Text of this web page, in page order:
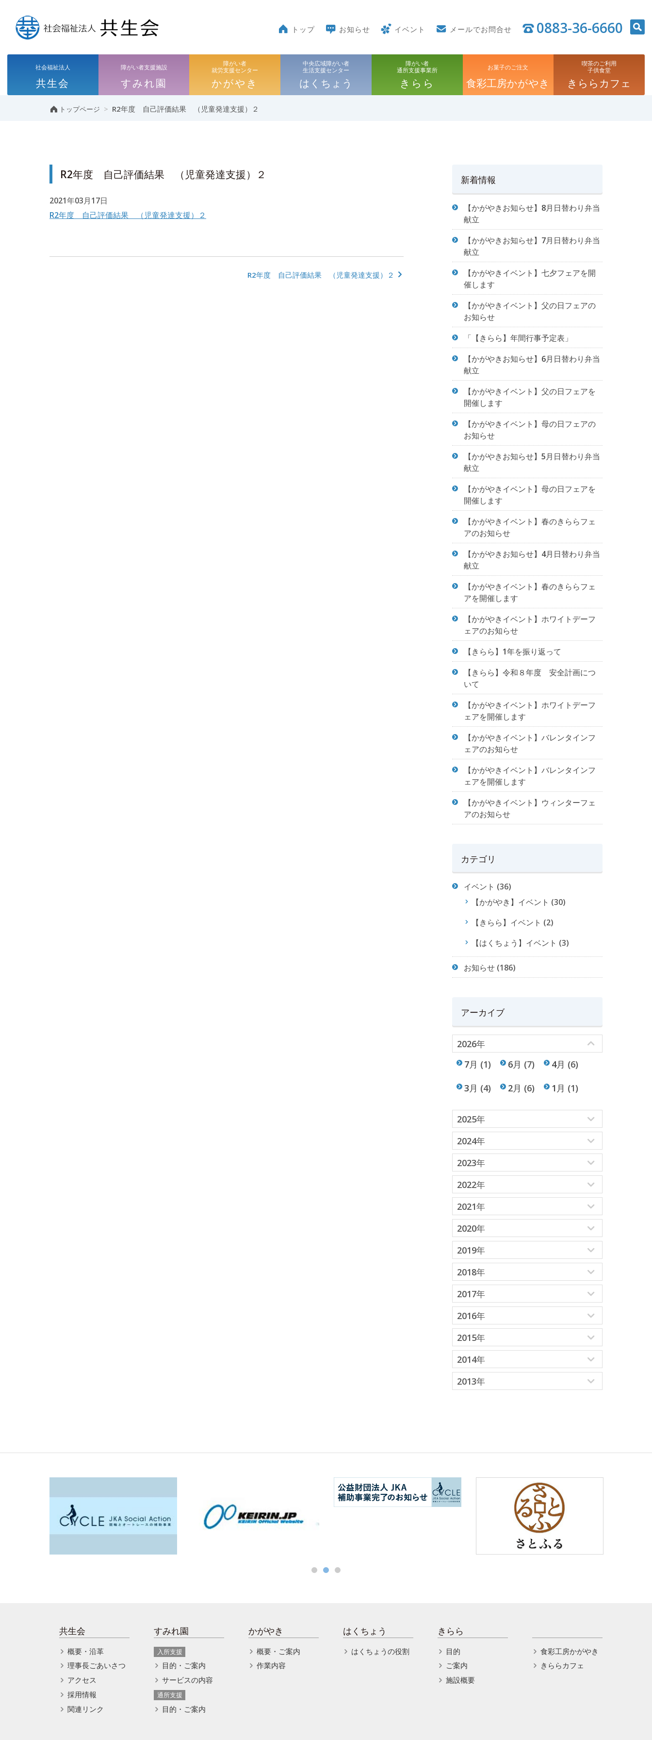
トップ お知らせ イベント メールでお問合せ 0883-36-6660
社会福祉法人
共生会
障がい者支援施設
すみれ園
障がい者
就労支援センター
かがやき
中央広域障がい者
生活支援センター
はくちょう
障がい者
通所支援事業所
きらら
お菓子のご注文
食彩工房かがやき
喫茶のご利用
子供食堂
きららカフェ
トップページ > R2年度 自己評価結果 （児童発達支援）２
R2年度 自己評価結果 （児童発達支援）２
2021年03月17日
R2年度 自己評価結果 （児童発達支援）２
R2年度 自己評価結果 （児童発達支援）２
新着情報
【かがやきお知らせ】8月日替わり弁当
献立
【かがやきお知らせ】7月日替わり弁当
献立
【かがやきイベント】七夕フェアを開
催します
【かがやきイベント】父の日フェアの
お知らせ
「【きらら】年間行事予定表」
【かがやきお知らせ】6月日替わり弁当
献立
【かがやきイベント】父の日フェアを
開催します
【かがやきイベント】母の日フェアの
お知らせ
【かがやきお知らせ】5月日替わり弁当
献立
【かがやきイベント】母の日フェアを
開催します
【かがやきイベント】春のきららフェ
アのお知らせ
【かがやきお知らせ】4月日替わり弁当
献立
【かがやきイベント】春のきららフェ
アを開催します
【かがやきイベント】ホワイトデーフ
ェアのお知らせ
【きらら】1年を振り返って
【きらら】令和８年度 安全計画につ
いて
【かがやきイベント】ホワイトデーフ
ェアを開催します
【かがやきイベント】バレンタインフ
ェアのお知らせ
【かがやきイベント】バレンタインフ
ェアを開催します
【かがやきイベント】ウィンターフェ
アのお知らせ
カテゴリ
イベント (36)
【かがやき】イベント (30)
【きらら】イベント (2)
【はくちょう】イベント (3)
お知らせ (186)
アーカイブ
2026年
7月 (1) 6月 (7) 4月 (6)
3月 (4) 2月 (6) 1月 (1)
2025年
2024年
2023年
2022年
2021年
2020年
2019年
2018年
2017年
2016年
2015年
2014年
2013年
共生会
概要・沿革
理事長ごあいさつ
アクセス
採用情報
関連リンク
すみれ園
入所支援
目的・ご案内
サービスの内容
通所支援
目的・ご案内
かがやき
概要・ご案内
作業内容
はくちょう
はくちょうの役割
きらら
目的
ご案内
施設概要
食彩工房かがやき
きららカフェ